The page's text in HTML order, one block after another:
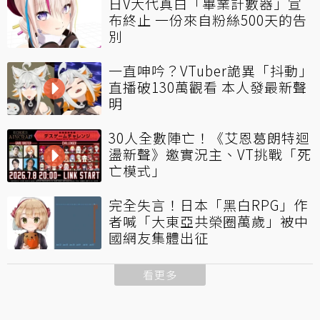
布終止 一份來自粉絲500天的告
別
一直呻吟？VTuber詭異「抖動」
直播破130萬觀看 本人發最新聲
明
30人全數陣亡！《艾恩葛朗特迴
盪新聲》邀實況主、VT挑戰「死
亡模式」
完全失言！日本「黑白RPG」作
者喊「大東亞共榮圈萬歲」被中
國網友集體出征
看更多